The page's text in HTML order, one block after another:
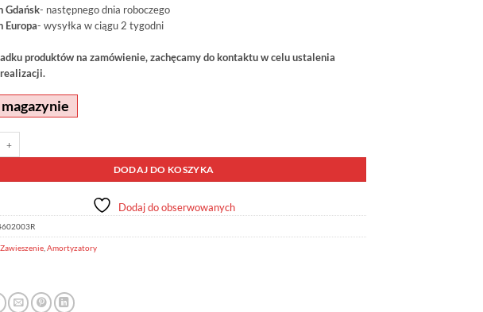
Gdańsk- następnego dnia roboczego
Europa- wysyłka w ciągu 2 tygodni
produktów na zamówienie, zachęcamy do kontaktu w celu ustalenia
DODAJ DO KOSZYKA
Dodaj do obserwowanych
Zawieszenie Amortyzatory